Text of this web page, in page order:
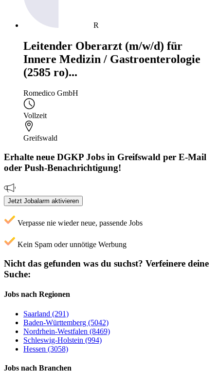
R
Leitender Oberarzt (m/w/d) für
Innere Medizin / Gastroenterologie
(2585 ro)...
Romedico GmbH
Vollzeit
Greifswald
Erhalte neue DGKP Jobs in Greifswald per E-Mail
oder Push-Benachrichtigung!
Jetzt Jobalarm aktivieren
Verpasse nie wieder neue, passende Jobs
Kein Spam oder unnötige Werbung
Nicht das gefunden was du suchst? Verfeinere deine
Suche:
Jobs nach Regionen
Saarland (291)
Baden-Württemberg (5042)
Nordrhein-Westfalen (8469)
Schleswig-Holstein (994)
Hessen (3058)
Jobs nach Branchen